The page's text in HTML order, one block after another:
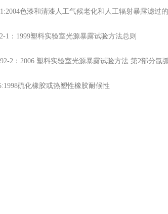
色漆和清漆人工气候老化和人工辐射暴露滤过
1：1999塑料实验室光源暴露试验方法总则
2：2006 塑料实验室光源暴露试验方法 第2部分氙
硫化橡胶或热塑性橡胶耐候性